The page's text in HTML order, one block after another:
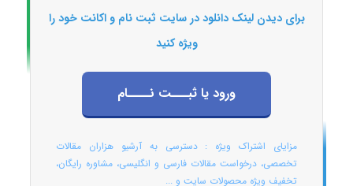
برای دیدن لینک دانلود در سایت ثبت نام و اکانت خود را
ویژه کنید
ورود یا ثبـــت نــــام
مزایای اشتراک ویژه : دسترسی به آرشیو هزاران مقالات
تخصصی، درخواست مقالات فارسی و انگلیسی، مشاوره رایگان،
تخفیف ویژه محصولات سایت و ...